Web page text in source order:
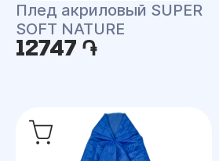
Плед акриловый SUPER
SOFT NATURE
12747 ֏